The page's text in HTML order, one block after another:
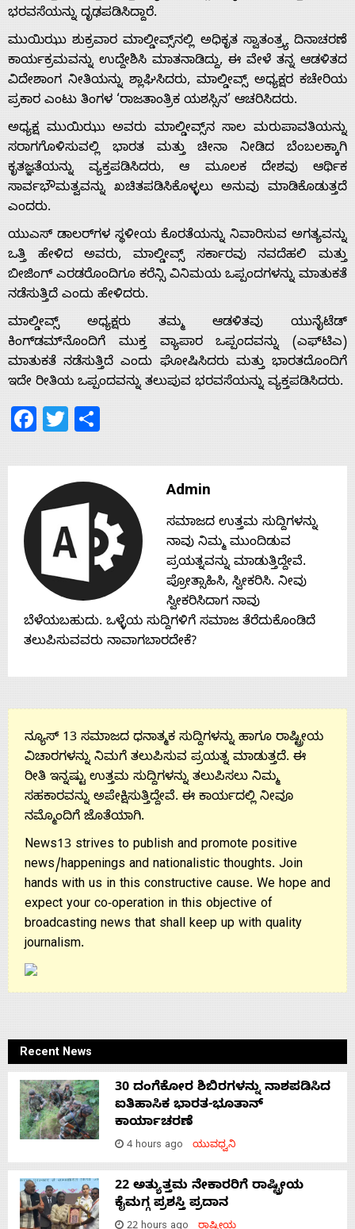
Home
About
Us
Advertise
With
Contact
Us
ಭರವಸೆಯನ್ನು ದೃಢಪಡಿಸಿದ್ದಾರೆ.
ಮುಯಿಝು ಶುಕ್ರವಾರ ಮಾಲ್ಡೀವ್ಸ್‌ನಲ್ಲಿ ಅಧಿಕೃತ ಸ್ವಾತಂತ್ರ್ಯ ದಿನಾಚರಣೆ
ಕಾರ್ಯಕ್ರಮವನ್ನು ಉದ್ದೇಶಿಸಿ ಮಾತನಾಡಿದ್ದು, ಈ ವೇಳೆ ತನ್ನ ಆಡಳಿತದ
ವಿದೇಶಾಂಗ ನೀತಿಯನ್ನು ಶ್ಲಾಘಿಸಿದರು, ಮಾಲ್ಡೀವ್ಸ್ ಅಧ್ಯಕ್ಷರ ಕಚೇರಿಯ
ಪ್ರಕಾರ ಎಂಟು ತಿಂಗಳ ‘ರಾಜತಾಂತ್ರಿಕ ಯಶಸ್ಸಿನ’ ಆಚರಿಸಿದರು.
ಅಧ್ಯಕ್ಷ ಮುಯಿಝು ಅವರು ಮಾಲ್ಡೀವ್ಸ್‌ನ ಸಾಲ ಮರುಪಾವತಿಯನ್ನು
ಸರಾಗಗೊಳಿಸುವಲ್ಲಿ ಭಾರತ ಮತ್ತು ಚೀನಾ ನೀಡಿದ ಬೆಂಬಲಕ್ಕಾಗಿ
ಕೃತಜ್ಞತೆಯನ್ನು ವ್ಯಕ್ತಪಡಿಸಿದರು, ಆ ಮೂಲಕ ದೇಶವು ಆರ್ಥಿಕ
ಸಾರ್ವಭೌಮತ್ವವನ್ನು ಖಚಿತಪಡಿಸಿಕೊಳ್ಳಲು ಅನುವು ಮಾಡಿಕೊಡುತ್ತದೆ
ಎಂದರು.
ಯುಎಸ್ ಡಾಲರ್‌ಗಳ ಸ್ಥಳೀಯ ಕೊರತೆಯನ್ನು ನಿವಾರಿಸುವ ಅಗತ್ಯವನ್ನು
ಒತ್ತಿ ಹೇಳಿದ ಅವರು, ಮಾಲ್ಡೀವ್ಸ್ ಸರ್ಕಾರವು ನವದೆಹಲಿ ಮತ್ತು
ಬೀಜಿಂಗ್ ಎರಡರೊಂದಿಗೂ ಕರೆನ್ಸಿ ವಿನಿಮಯ ಒಪ್ಪಂದಗಳನ್ನು ಮಾತುಕತೆ
ನಡೆಸುತ್ತಿದೆ ಎಂದು ಹೇಳಿದರು.
ಮಾಲ್ಡೀವ್ಸ್ ಅಧ್ಯಕ್ಷರು ತಮ್ಮ ಆಡಳಿತವು ಯುನೈಟೆಡ್
ಕಿಂಗ್‌ಡಮ್‌ನೊಂದಿಗೆ ಮುಕ್ತ ವ್ಯಾಪಾರ ಒಪ್ಪಂದವನ್ನು (ಎಫ್‌ಟಿಎ)
ಮಾತುಕತೆ ನಡೆಸುತ್ತಿದೆ ಎಂದು ಘೋಷಿಸಿದರು ಮತ್ತು ಭಾರತದೊಂದಿಗೆ
ಇದೇ ರೀತಿಯ ಒಪ್ಪಂದವನ್ನು ತಲುಪುವ ಭರವಸೆಯನ್ನು ವ್ಯಕ್ತಪಡಿಸಿದರು.
Facebook
Twitter
Admin
ಸಮಾಜದ ಉತ್ತಮ ಸುದ್ದಿಗಳನ್ನು
ನಾವು ನಿಮ್ಮ ಮುಂದಿಡುವ
ಪ್ರಯತ್ನವನ್ನು ಮಾಡುತ್ತಿದ್ದೇವೆ.
ಪ್ರೋತ್ಸಾಹಿಸಿ, ಸ್ವೀಕರಿಸಿ. ನೀವು
ಸ್ವೀಕರಿಸಿದಾಗ ನಾವು
ಬೆಳೆಯಬಹುದು. ಒಳ್ಳೆಯ ಸುದ್ದಿಗಳಿಗೆ ಸಮಾಜ ತೆರೆದುಕೊಂಡಿದೆ
ತಲುಪಿಸುವವರು ನಾವಾಗಬಾರದೇಕೆ?
ನ್ಯೂಸ್ 13 ಸಮಾಜದ ಧನಾತ್ಮಕ ಸುದ್ದಿಗಳನ್ನು ಹಾಗೂ ರಾಷ್ಟ್ರೀಯ
ವಿಚಾರಗಳನ್ನು ನಿಮಗೆ ತಲುಪಿಸುವ ಪ್ರಯತ್ನ ಮಾಡುತ್ತದೆ. ಈ
ರೀತಿ ಇನ್ನಷ್ಟು ಉತ್ತಮ ಸುದ್ದಿಗಳನ್ನು ತಲುಪಿಸಲು ನಿಮ್ಮ
ಸಹಕಾರವನ್ನು ಅಪೇಕ್ಷಿಸುತ್ತಿದ್ದೇವೆ. ಈ ಕಾರ್ಯದಲ್ಲಿ ನೀವೂ
ನಮ್ಮೊಂದಿಗೆ ಜೊತೆಯಾಗಿ.
News13 strives to publish and promote positive
news/happenings and nationalistic thoughts. Join
hands with us in this constructive cause. We hope and
expect your co-operation in this objective of
broadcasting news that shall keep up with quality
journalism.
Recent News
30 ದಂಗೆಕೋರ ಶಿಬಿರಗಳನ್ನು ನಾಶಪಡಿಸಿದ
ಐತಿಹಾಸಿಕ ಭಾರತ-ಭೂತಾನ್
ಕಾರ್ಯಾಚರಣೆ
4 hours ago ಯುವಧ್ವನಿ
22 ಅತ್ಯುತ್ತಮ ನೇಕಾರರಿಗೆ ರಾಷ್ಟ್ರೀಯ
ಕೈಮಗ್ಗ ಪ್ರಶಸ್ತಿ ಪ್ರದಾನ